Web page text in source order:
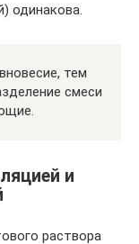
одинакова.
тем
смеси
и
раствора